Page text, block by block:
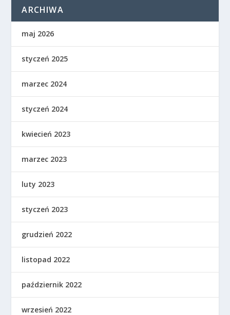
ARCHIWA
maj 2026
styczeń 2025
marzec 2024
styczeń 2024
kwiecień 2023
marzec 2023
luty 2023
styczeń 2023
grudzień 2022
listopad 2022
październik 2022
wrzesień 2022